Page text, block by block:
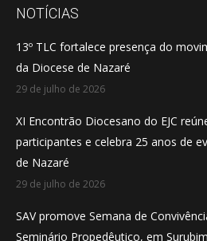
opens
new
window
opens
new
window
opens
new
window
NOTÍCIAS
13º TLC fortalece presença do
da Diocese de Nazaré
29 de julho de 2026
XI Encontrão Diocesano do EJC
participantes e celebra 25 anos de
de Nazaré
29 de julho de 2026
SAV promove Semana de
Seminário Propedêutico, em Surubim